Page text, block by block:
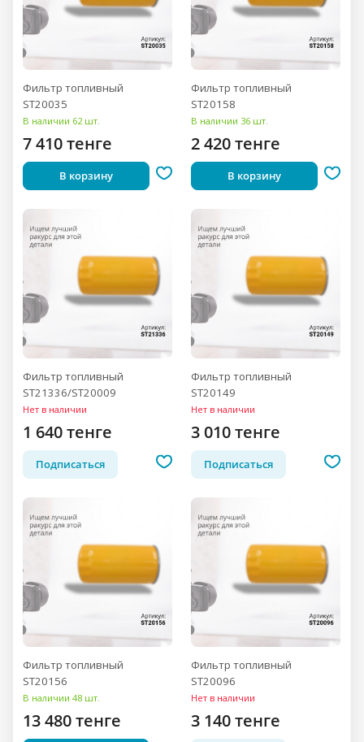
Фильтр топливный
ST20035
В наличии 62 шт.
7 410 тенге
В корзину
Фильтр топливный
ST20158
В наличии 36 шт.
2 420 тенге
В корзину
Фильтр топливный
ST21336/ST20009
Нет в наличии
1 640 тенге
Подписаться
Фильтр топливный
ST20149
Нет в наличии
3 010 тенге
Подписаться
Фильтр топливный
ST20156
В наличии 48 шт.
13 480 тенге
Фильтр топливный
ST20096
Нет в наличии
3 140 тенге